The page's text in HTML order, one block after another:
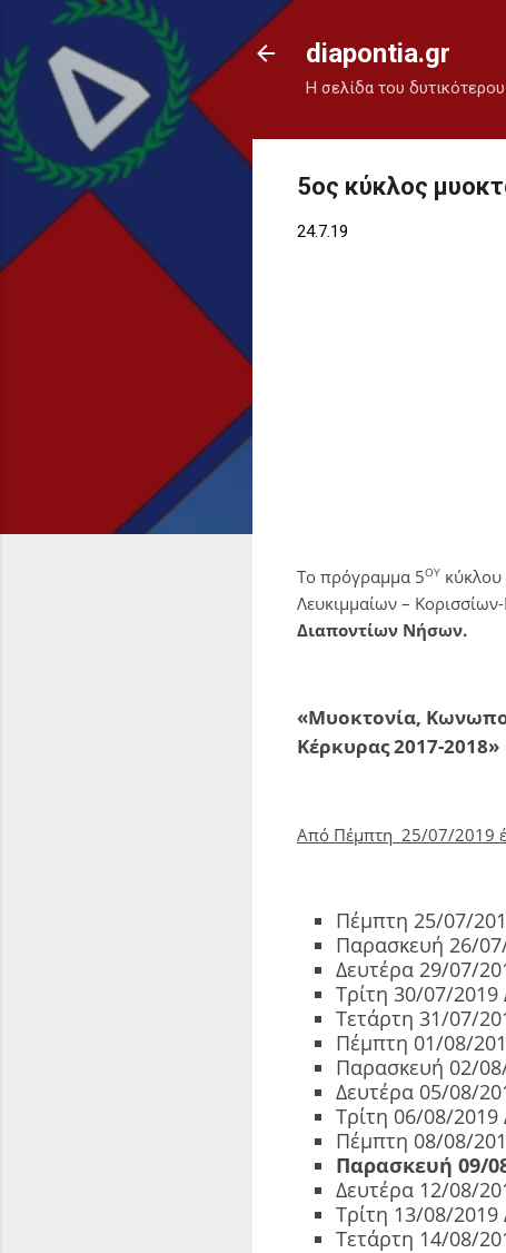
diapontia.gr
Η σελίδα του
5ος κύκλος
24.7.19
Το πρόγραμμα 5ΟΥ κύκλου
Λευκιμμαίων –
Διαποντίων Νήσων.
«Μυοκτονία,
Κέρκυρας 2017-2018»
Από Πέμπτη 25/07/2019
Πέμπτη 25/07/
Παρασκευή 26/
Δευτέρα 29/07/
Τρίτη 30/07/
Τετάρτη 31/07/
Πέμπτη 01/08/
Παρασκευή 02/
Δευτέρα 05/08/
Τρίτη 06/08/
Πέμπτη 08/08/
Παρασκευή 09/
Δευτέρα 12/08/
Τρίτη 13/08/2019
Τετάρτη 14/08/